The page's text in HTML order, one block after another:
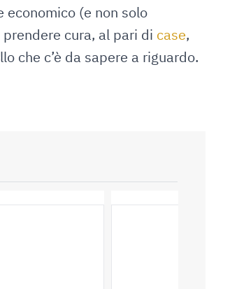
economico (e non solo
cura, al pari di case,
che c’è da sapere a riguardo.